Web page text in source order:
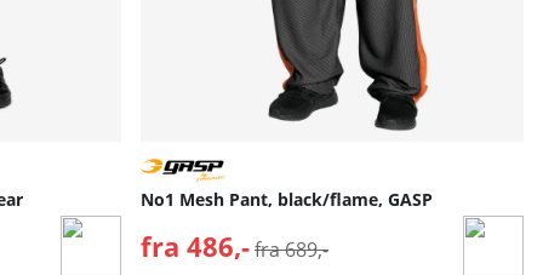
No1 Mesh Pant, black/flame, GASP
fra 486,-Normalpris:
fra 689,-